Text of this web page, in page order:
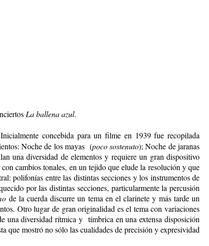
La ballena azul.
concebida para un filme en 1939 fue recopilada
Noche de los mayas (poco sostenuto); Noche de jaranas
una diversidad de elementos y requiere un gran dispositivo
cambios tonales, en un tejido que elude la resolución y que
polifonías entre las distintas secciones y los instrumentos de
por las distintas secciones, particularmente la percusión
de la cuerda discurre un tema en el clarinete y más tarde un
Otro lugar de gran originalidad es el tema con variaciones
una diversidad rítmica y tímbrica en una extensa disposición
que mostró no sólo las cualidades de precisión y expresividad